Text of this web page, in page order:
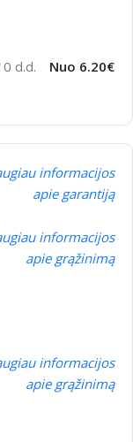
d.d. Nuo 6.20€
informacijos
apie garantiją
informacijos
apie grąžinimą
informacijos
apie grąžinimą